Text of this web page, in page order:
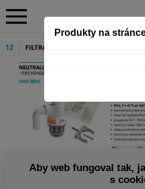
Produkty na
Aby web fungoval tak,
s